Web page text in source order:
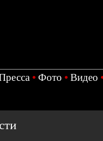
•Фото •Видео